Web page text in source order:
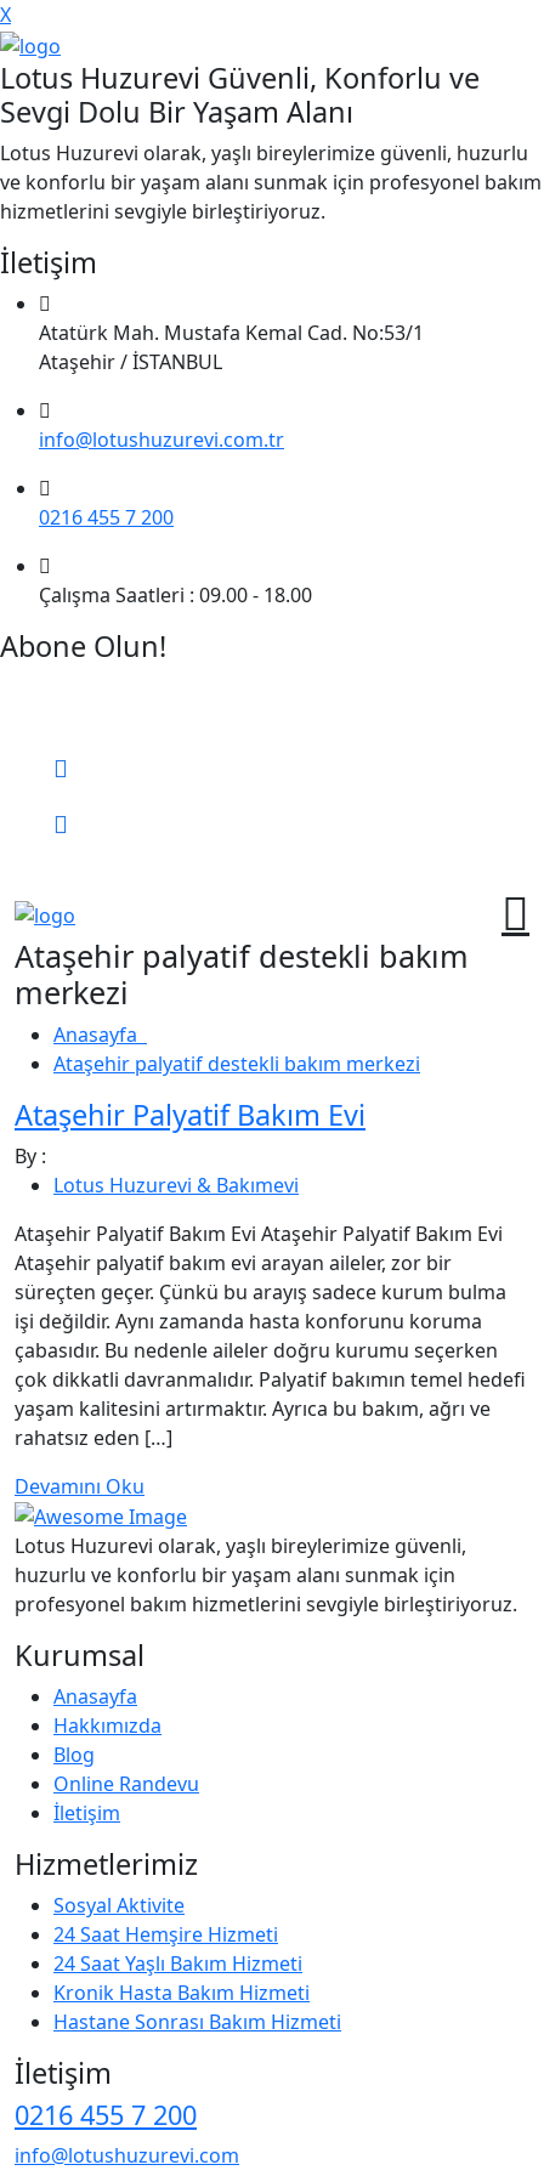
X
Lotus Huzurevi Güvenli, Konforlu ve
Sevgi Dolu Bir Yaşam Alanı
Lotus Huzurevi olarak, yaşlı bireylerimize güvenli, huzurlu
ve konforlu bir yaşam alanı sunmak için profesyonel bakım
hizmetlerini sevgiyle birleştiriyoruz.
İletişim
Atatürk Mah. Mustafa Kemal Cad. No:53/1
Ataşehir / İSTANBUL
info@lotushuzurevi.com.tr
0216 455 7 200
Çalışma Saatleri : 09.00 - 18.00
Abone Olun!
Ataşehir palyatif destekli bakım
merkezi
Anasayfa
Ataşehir palyatif destekli bakım merkezi
Ataşehir Palyatif Bakım Evi
By :
Lotus Huzurevi & Bakımevi
Ataşehir Palyatif Bakım Evi Ataşehir Palyatif Bakım Evi
Ataşehir palyatif bakım evi arayan aileler, zor bir
süreçten geçer. Çünkü bu arayış sadece kurum bulma
işi değildir. Aynı zamanda hasta konforunu koruma
çabasıdır. Bu nedenle aileler doğru kurumu seçerken
çok dikkatli davranmalıdır. Palyatif bakımın temel hedefi
yaşam kalitesini artırmaktır. Ayrıca bu bakım, ağrı ve
rahatsız eden […]
Devamını Oku
Lotus Huzurevi olarak, yaşlı bireylerimize güvenli,
huzurlu ve konforlu bir yaşam alanı sunmak için
profesyonel bakım hizmetlerini sevgiyle birleştiriyoruz.
Kurumsal
Anasayfa
Hakkımızda
Blog
Online Randevu
İletişim
Hizmetlerimiz
Sosyal Aktivite
24 Saat Hemşire Hizmeti
24 Saat Yaşlı Bakım Hizmeti
Kronik Hasta Bakım Hizmeti
Hastane Sonrası Bakım Hizmeti
İletişim
0216 455 7 200
info@lotushuzurevi.com